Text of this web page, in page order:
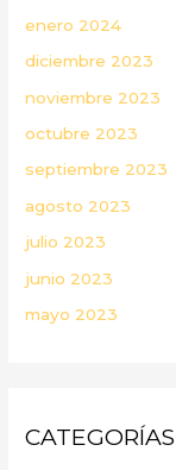
enero 2024
diciembre 2023
noviembre 2023
octubre 2023
septiembre 2023
agosto 2023
julio 2023
junio 2023
mayo 2023
CATEGORÍAS